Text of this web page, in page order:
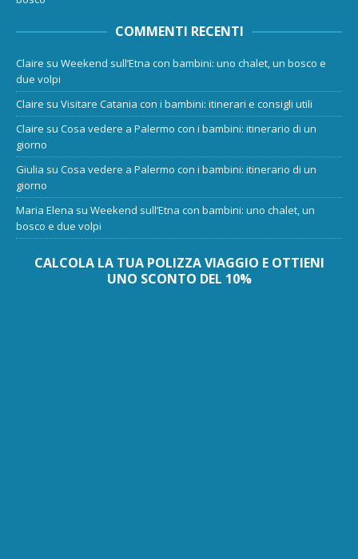
COMMENTI RECENTI
Claire su Weekend sull’Etna con bambini: uno chalet, un bosco e
due volpi
Claire su Visitare Catania con i bambini: itinerari e consigli utili
Claire su Cosa vedere a Palermo con i bambini: itinerario di un
giorno
Giulia su Cosa vedere a Palermo con i bambini: itinerario di un
giorno
Maria Elena su Weekend sull’Etna con bambini: uno chalet, un
bosco e due volpi
CALCOLA LA TUA POLIZZA VIAGGIO E OTTIENI
UNO SCONTO DEL 10%